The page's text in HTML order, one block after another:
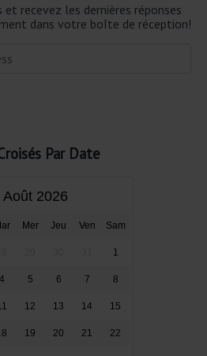
et recevez les dernières réponses
dans votre boîte de réception!
Par Date
Août 2026
Mer Jeu Ven Sam
1
4 5 6 7 8
12 13 14 15
19 20 21 22